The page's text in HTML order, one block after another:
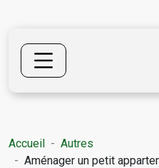
Accueil
Autres
Aménager un petit